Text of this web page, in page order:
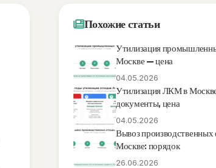
Похожие статьи
Утилизация
Москве — цена
04.05.2026
Утилизация ЛКМ в
документы, цена
04.05.2026
Вывоз производственных
Москве: порядок
26.06.2026